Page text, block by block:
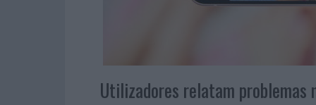
Utilizadores relatam problemas